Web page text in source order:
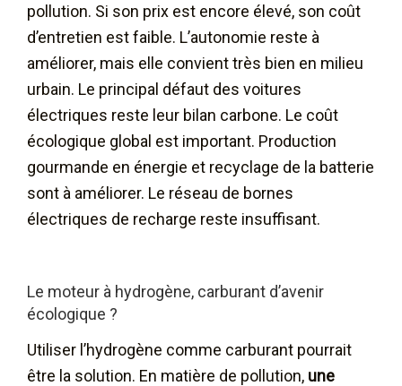
pollution. Si son prix est encore élevé, son coût
d’entretien est faible. L’autonomie reste à
améliorer, mais elle convient très bien en milieu
urbain. Le principal défaut des voitures
électriques reste leur bilan carbone. Le coût
écologique global est important. Production
gourmande en énergie et recyclage de la batterie
sont à améliorer. Le réseau de bornes
électriques de recharge reste insuffisant.
Le moteur à hydrogène, carburant d’avenir
écologique ?
Utiliser l’hydrogène comme carburant pourrait
être la solution. En matière de pollution, une